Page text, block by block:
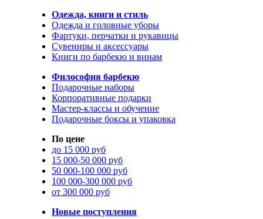
Одежда, книги и стиль
Одежда и головные уборы
Фартуки, перчатки и рукавицы
Сувениры и аксессуары
Книги по барбекю и винам
Философия барбекю
Подарочные наборы
Корпоративные подарки
Мастер-классы и обучение
Подарочные боксы и упаковка
По цене
до 15 000 руб
15 000-50 000 руб
50 000-100 000 руб
100 000-300 000 руб
от 300 000 руб
Новые поступления